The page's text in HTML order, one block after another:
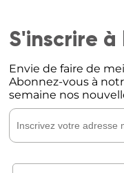
S'inscrire
Envie de faire de
Abonnez-vous à
semaine nos